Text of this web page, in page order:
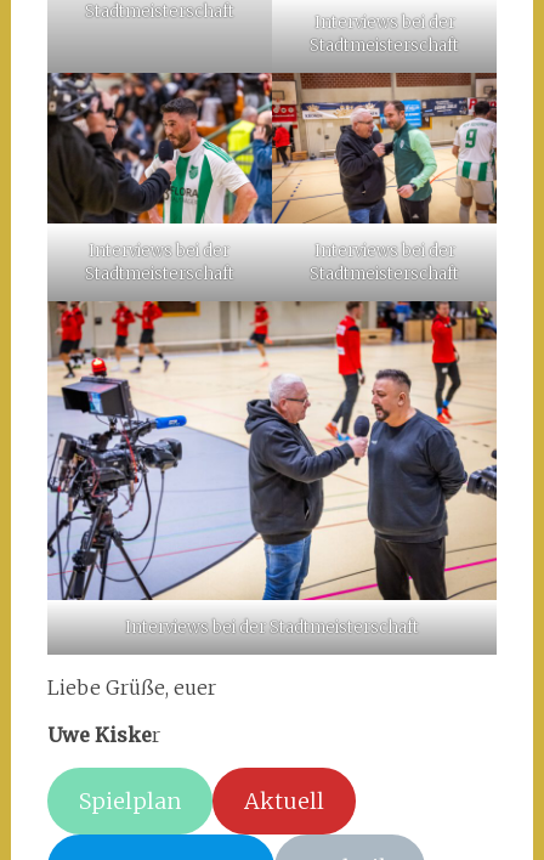
Stadtmeisterschaft
Interviews bei der
Stadtmeisterschaft
Interviews bei der
Stadtmeisterschaft
Interviews bei der
Stadtmeisterschaft
Interviews bei der Stadtmeisterschaft
Liebe Grüße, euer
Uwe Kisker
Spielplan Aktuell